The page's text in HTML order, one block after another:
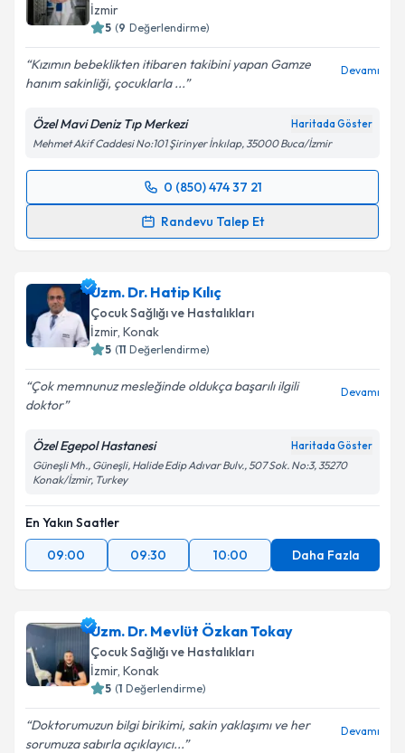
İzmir
5 (9 Değerlendirme)
Kızımın bebeklikten itibaren takibini yapan Gamze
hanım sakinliği, çocuklarla ...
Devamı
Özel Mavi Deniz Tıp Merkezi Haritada Göster
Mehmet Akif Caddesi No:101 Şirinyer İnkılap, 35000 Buca/İzmir
0 (850) 474 37 21
Randevu Talep Et
Randevu Takvimi Talebi
almanız için bir takvim hazırlandığında e-posta ile
bilgilendireceğiz.
E-posta Adresiniz
Metni'ni okudum ve kişisel verilerimin belirtilen
kapsamda işlenmesini kabul ediyorum.
Uzm. Dr. Hatip Kılıç
Çocuk Sağlığı ve Hastalıkları
İzmir, Konak
5 (11 Değerlendirme)
Çok memnunuz mesleğinde oldukça başarılı ilgili
doktor
Devamı
Özel Egepol Hastanesi Haritada Göster
Güneşli Mh., Güneşli, Halide Edip Adıvar Bulv., 507 Sok. No:3, 35270
Konak/İzmir, Turkey
En Yakın Saatler
09:00
09:30 10:00 Daha Fazla
Uzm. Dr. Mevlüt Özkan Tokay
Çocuk Sağlığı ve Hastalıkları
İzmir, Konak
5 (1 Değerlendirme)
Doktorumuzun bilgi birikimi, sakin yaklaşımı ve her
sorumuza sabırla açıklayıcı...
Devamı